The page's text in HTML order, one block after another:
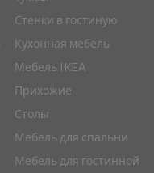
Стенки в гостиную
Кухонная мебель
Мебель IKEA
Прихожие
Столы
Мебель для спальни
Мебель для гостинной